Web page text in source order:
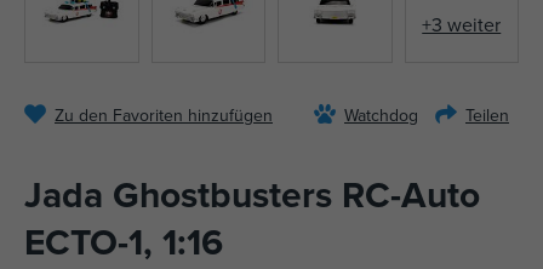
+3 weiter
Zu den Favoriten hinzufügen Watchdog Teilen
Jada Ghostbusters RC-Auto
ECTO-1, 1:16